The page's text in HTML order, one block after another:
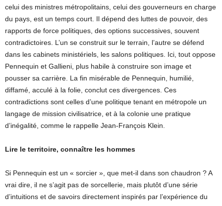
celui des ministres métropolitains, celui des gouverneurs en charge
du pays, est un temps court. Il dépend des luttes de pouvoir, des
rapports de force politiques, des options successives, souvent
contradictoires. L’un se construit sur le terrain, l’autre se défend
dans les cabinets ministériels, les salons politiques. Ici, tout oppose
Pennequin et Gallieni, plus habile à construire son image et
pousser sa carrière. La fin misérable de Pennequin, humilié,
diffamé, acculé à la folie, conclut ces divergences. Ces
contradictions sont celles d’une politique tenant en métropole un
langage de mission civilisatrice, et à la colonie une pratique
d’inégalité, comme le rappelle Jean-François Klein.
Lire le territoire, connaître les hommes
Si Pennequin est un « sorcier », que met-il dans son chaudron ? A
vrai dire, il ne s’agit pas de sorcellerie, mais plutôt d’une série
d’intuitions et de savoirs directement inspirés par l’expérience du